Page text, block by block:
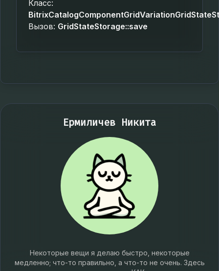
Класс:
Вызов: GridStateStorage::save
Ермиличев Никита
Некоторые вещи я делаю быстро, некоторые
медленно; что-то правильно, а что-то не очень. Здесь